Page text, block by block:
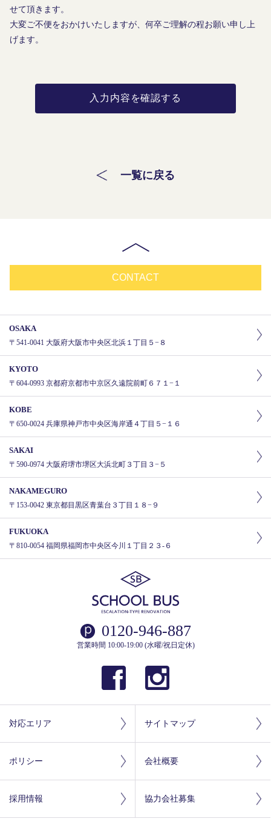
せて頂きます。
大変ご不便をおかけいたしますが、何卒ご理解の程お願い申し上
げます。
入力内容を確認する
一覧に戻る
CONTACT
OSAKA
〒541-0041 大阪府大阪市中央区北浜１丁目５−８
KYOTO
〒604-0993 京都府京都市中京区久遠院前町６７１−１
KOBE
〒650-0024 兵庫県神戸市中央区海岸通４丁目５−１６
SAKAI
〒590-0974 大阪府堺市堺区大浜北町３丁目３−５
NAKAMEGURO
〒153-0042 東京都目黒区青葉台３丁目１８−９
FUKUOKA
〒810-0054 福岡県福岡市中央区今川１丁目２３-６
0120-946-887
営業時間 10:00-19:00 (水曜/祝日定休)
対応エリア サイトマップ
ポリシー 会社概要
採用情報 協力会社募集